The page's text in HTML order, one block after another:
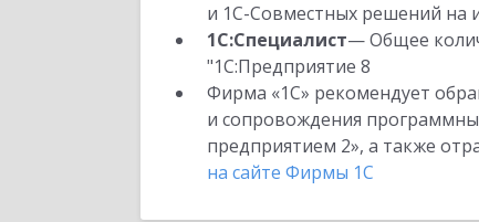
и 1С-Совместных решений на
1С:Специалист— Общее
"1С:Предприятие 8
Фирма «1С» рекомендует
и сопровождения
предприятием 2», а также
на сайте Фирмы 1С